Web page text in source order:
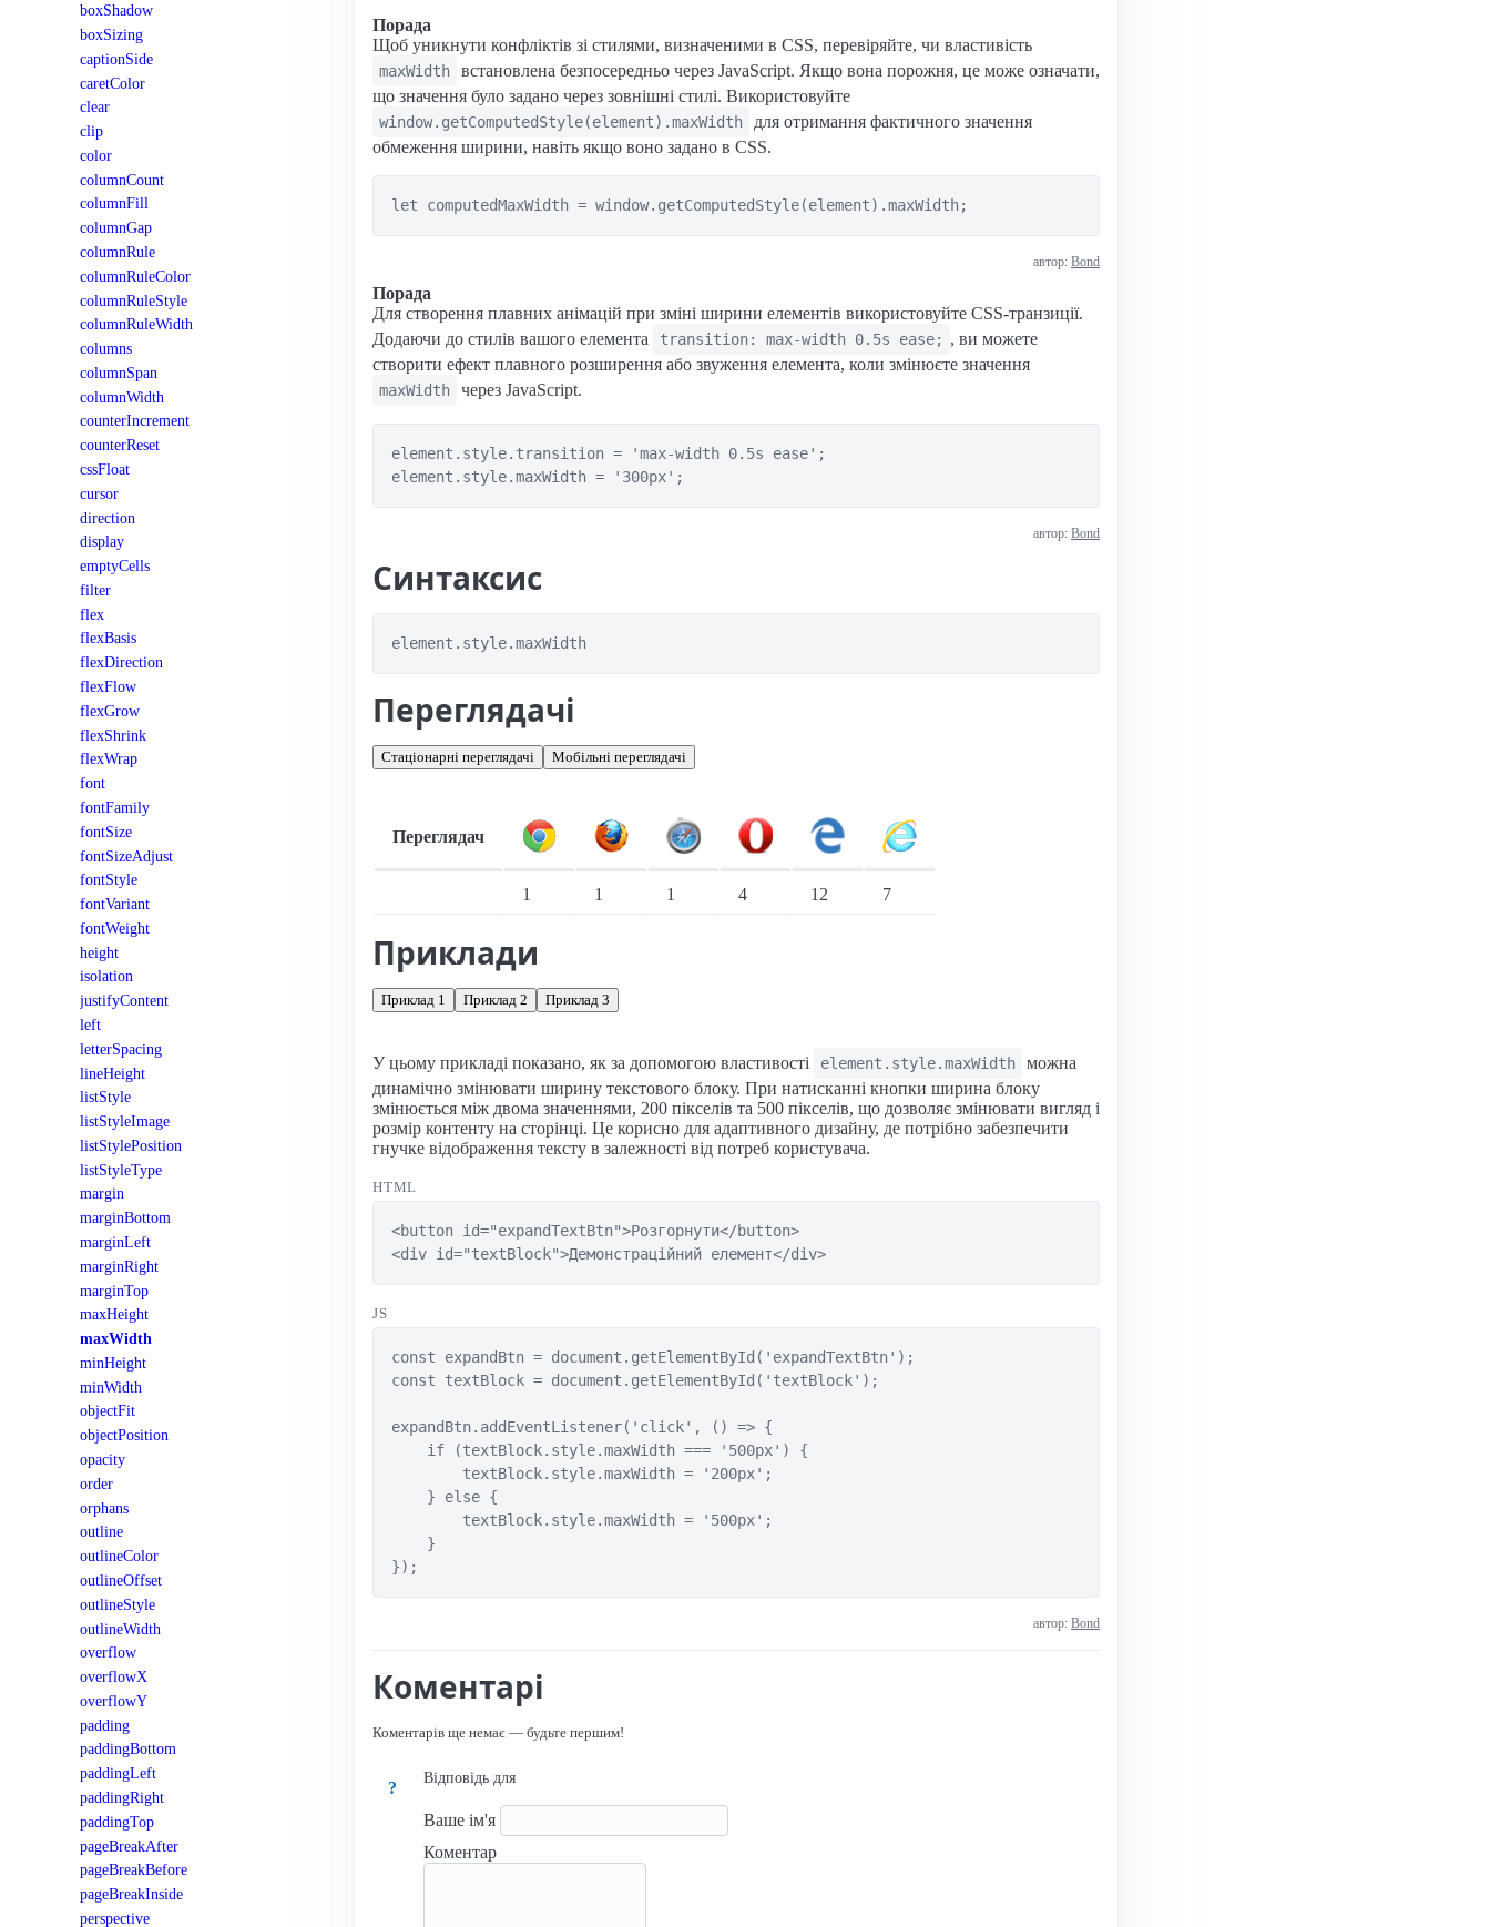
boxShadow
boxSizing
captionSide
caretColor
clear
clip
color
columnCount
columnFill
columnGap
columnRule
columnRuleColor
columnRuleStyle
columnRuleWidth
columns
columnSpan
columnWidth
counterIncrement
counterReset
cssFloat
cursor
direction
display
emptyCells
filter
flex
flexBasis
flexDirection
flexFlow
flexGrow
flexShrink
flexWrap
font
fontFamily
fontSize
fontSizeAdjust
fontStyle
fontVariant
fontWeight
height
isolation
justifyContent
left
letterSpacing
lineHeight
listStyle
listStyleImage
listStylePosition
listStyleType
margin
marginBottom
marginLeft
marginRight
marginTop
maxHeight
maxWidth
minHeight
minWidth
objectFit
objectPosition
opacity
order
orphans
outline
outlineColor
outlineOffset
outlineStyle
outlineWidth
overflow
overflowX
overflowY
padding
paddingBottom
paddingLeft
paddingRight
paddingTop
pageBreakAfter
pageBreakBefore
pageBreakInside
perspective
Порада
Щоб уникнути конфліктів зі стилями, визначеними в CSS, перевіряйте, чи властивість
maxWidth
встановлена безпосередньо через JavaScript. Якщо вона порожня, це може означати,
що значення було задано через зовнішні стилі. Використовуйте
window.getComputedStyle(element).maxWidth
для отримання фактичного значення
обмеження ширини, навіть якщо воно задано в CSS.
автор: Bond
Порада
Для створення плавних анімацій при зміні ширини елементів використовуйте CSS-транзиції.
Додаючи до стилів вашого елемента
transition: max-width 0.5s ease;
, ви можете
створити ефект плавного розширення або звуження елемента, коли змінюєте значення
maxWidth через JavaScript.
element.style.transition = 'max-width 0.5s ease';
автор: Bond
Синтаксис
element.style.maxWidth
Переглядачі
Стаціонарні переглядачі Мобільні переглядачі
Переглядач
1 1 1 4 12 7
Приклади
Приклад 1 Приклад 2 Приклад 3
У цьому прикладі показано, як за допомогою властивості element.style.maxWidth
можна
динамічно змінювати ширину текстового блоку. При натисканні кнопки ширина блоку
змінюється між двома значеннями, 200 пікселів та 500 пікселів, що дозволяє змінювати вигляд і
розмір контенту на сторінці. Це корисно для адаптивного дизайну, де потрібно забезпечити
гнучке відображення тексту в залежності від потреб користувача.
HTML
<button id="expandTextBtn">Розгорнути</button>
<div id="textBlock">Демонстраційний елемент</div>
JS
const expandBtn = document.getElementById('expandTextBtn');
const textBlock = document.getElementById('textBlock');
expandBtn.addEventListener('click', () => {
    if (textBlock.style.maxWidth === '500px') {
        textBlock.style.maxWidth = '200px';
    } else {
        textBlock.style.maxWidth = '500px';
    }
});
автор: Bond
Коментарі
Коментарів ще немає — будьте першим!
?
Відповідь для
Ваше ім'я
Коментар